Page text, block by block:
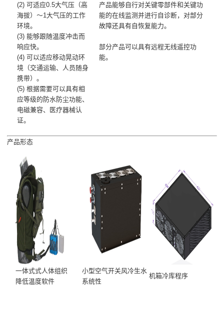
(2) 可适应0.5大气压（高
海拔）～1大气压的工作
环境。
(3) 能够跟随温度冲击而
响应快。
(4) 可以适应移动晃动环
境（交通运输、人员随身
携带）。
(5) 根据需要可以具有相
应等级的防水防尘功能、
电磁兼容、医疗器械认
证。
产品能够自行对关键零部件和关键功
能的在线监测并进行自诊断，对部分
故障还具有自恢复能力。
部分产品可以具有远程无线遥控功
能。
产品形态
一体式式人体组织
降低温度软件
小型空气开关风冷生水
系统性
机箱冷库程序